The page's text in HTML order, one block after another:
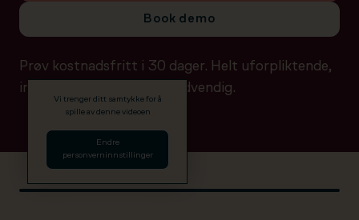
Book demo
Prøv kostnadsfritt i 30 dager. Helt uforpliktende,
ingen betalingsdetaljer nødvendig.
Vi trenger ditt samtykke for å
spille av denne videoen
Endre
personverninnstillinger